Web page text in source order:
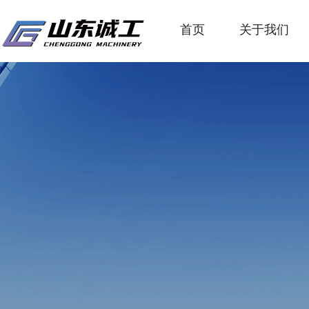
首页 关于我们